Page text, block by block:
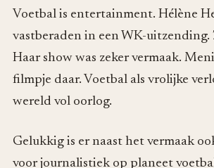
Voetbal is entertainment. Hélène
vastberaden in een WK-uitzending.
Haar show was zeker vermaak.
filmpje daar. Voetbal als vrolijke
wereld vol oorlog.
Gelukkig is er naast het vermaak
voor journalistiek op planeet